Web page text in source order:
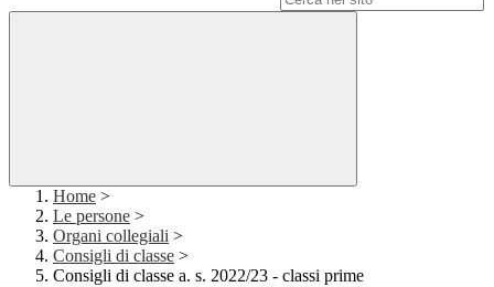
Home >
Le persone >
Organi collegiali >
Consigli di classe >
Consigli di classe a. s. 2022/23 - classi prime